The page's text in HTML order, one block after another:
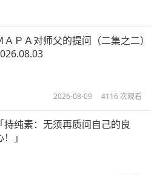
流行病：关键防疫法（三集之一）
候危机：海平面在上升（二集之
ＡＰＡ对师父的提问（二集之二）
2026-08-09 4116 次观看
「持纯素：无须再质问自己的良
！」